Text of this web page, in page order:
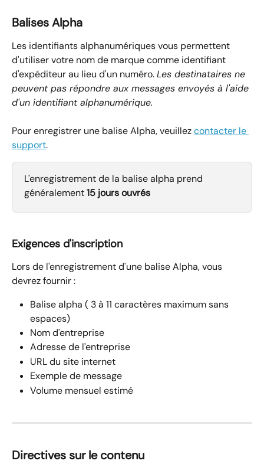
Balises Alpha
Les identifiants alphanumériques vous permettent
d'utiliser votre nom de marque comme identifiant
d'expéditeur au lieu d'un numéro. Les destinataires ne
peuvent pas répondre aux messages envoyés à l'aide
d'un identifiant alphanumérique.
Pour enregistrer une balise Alpha, veuillez contacter le
support.
L'enregistrement de la balise alpha prend
généralement 15 jours ouvrés
Exigences d'inscription
Lors de l'enregistrement d'une balise Alpha, vous
devrez fournir :
Balise alpha ( 3 à 11 caractères maximum sans
espaces)
Nom d'entreprise
Adresse de l'entreprise
URL du site internet
Exemple de message
Volume mensuel estimé
Directives sur le contenu